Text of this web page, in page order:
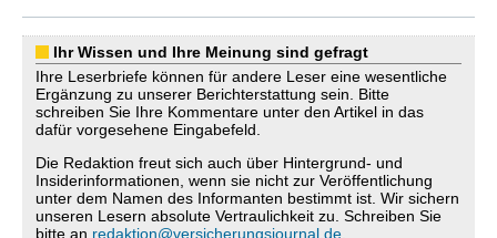
Ihr Wissen und Ihre Meinung sind gefragt
Ihre Leserbriefe können für andere Leser eine wesentliche
Ergänzung zu unserer Berichterstattung sein. Bitte
schreiben Sie Ihre Kommentare unter den Artikel in das
dafür vorgesehene Eingabefeld.
Die Redaktion freut sich auch über Hintergrund- und
Insiderinformationen, wenn sie nicht zur Veröffentlichung
unter dem Namen des Informanten bestimmt ist. Wir sichern
unseren Lesern absolute Vertraulichkeit zu. Schreiben Sie
bitte an redaktion@versicherungsjournal.de